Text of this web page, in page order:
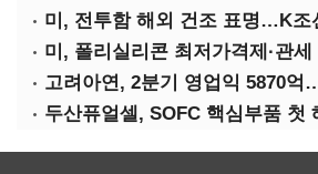
미, 전투함 해외 건조 표명…K조
고려아연, 2분기 영업익 5870억